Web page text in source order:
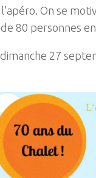
On se
80 personnes
27